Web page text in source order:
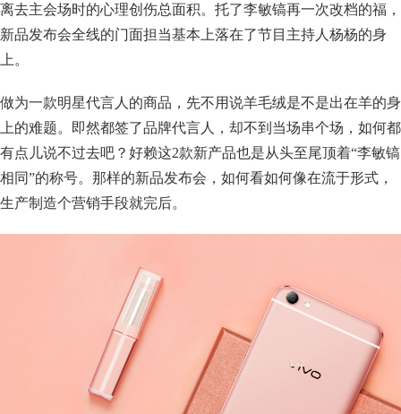
离去主会场时的心理创伤总面积。托了李敏镐再一次改档的福，
新品发布会全线的门面担当基本上落在了节目主持人杨杨的身
上。
做为一款明星代言人的商品，先不用说羊毛绒是不是出在羊的身
上的难题。即然都签了品牌代言人，却不到当场串个场，如何都
有点儿说不过去吧？好赖这2款新产品也是从头至尾顶着“李敏镐
相同”的称号。那样的新品发布会，如何看如何像在流于形式，
生产制造个营销手段就完后。